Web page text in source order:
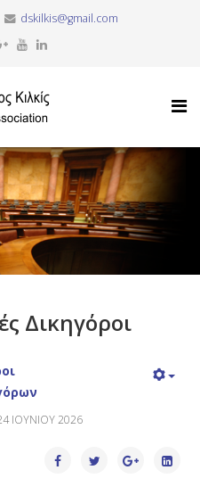
dskilkis@gmail.com
Δικηγόροι
ΙΟΥΝΊΟΥ 2026